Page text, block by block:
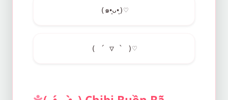
(๑•͈ᴗ•͈)♡
( ´ ▽ ` )♡